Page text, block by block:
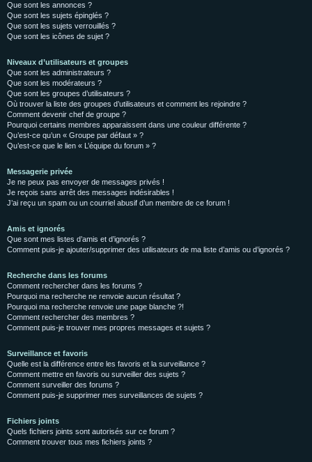
Que sont les annonces ?
Que sont les sujets épinglés ?
Que sont les sujets verrouillés ?
Que sont les icônes de sujet ?
Niveaux d’utilisateurs et groupes
Que sont les administrateurs ?
Que sont les modérateurs ?
Que sont les groupes d’utilisateurs ?
Où trouver la liste des groupes d’utilisateurs et comment les rejoindre ?
Comment devenir chef de groupe ?
Pourquoi certains membres apparaissent dans une couleur différente ?
Qu’est-ce qu’un « Groupe par défaut » ?
Qu’est-ce que le lien « L’équipe du forum » ?
Messagerie privée
Je ne peux pas envoyer de messages privés !
Je reçois sans arrêt des messages indésirables !
J’ai reçu un spam ou un courriel abusif d’un membre de ce forum !
Amis et ignorés
Que sont mes listes d’amis et d’ignorés ?
Comment puis-je ajouter/supprimer des utilisateurs de ma liste d’amis ou d’ignorés ?
Recherche dans les forums
Comment rechercher dans les forums ?
Pourquoi ma recherche ne renvoie aucun résultat ?
Pourquoi ma recherche renvoie une page blanche ?!
Comment rechercher des membres ?
Comment puis-je trouver mes propres messages et sujets ?
Surveillance et favoris
Quelle est la différence entre les favoris et la surveillance ?
Comment mettre en favoris ou surveiller des sujets ?
Comment surveiller des forums ?
Comment puis-je supprimer mes surveillances de sujets ?
Fichiers joints
Quels fichiers joints sont autorisés sur ce forum ?
Comment trouver tous mes fichiers joints ?